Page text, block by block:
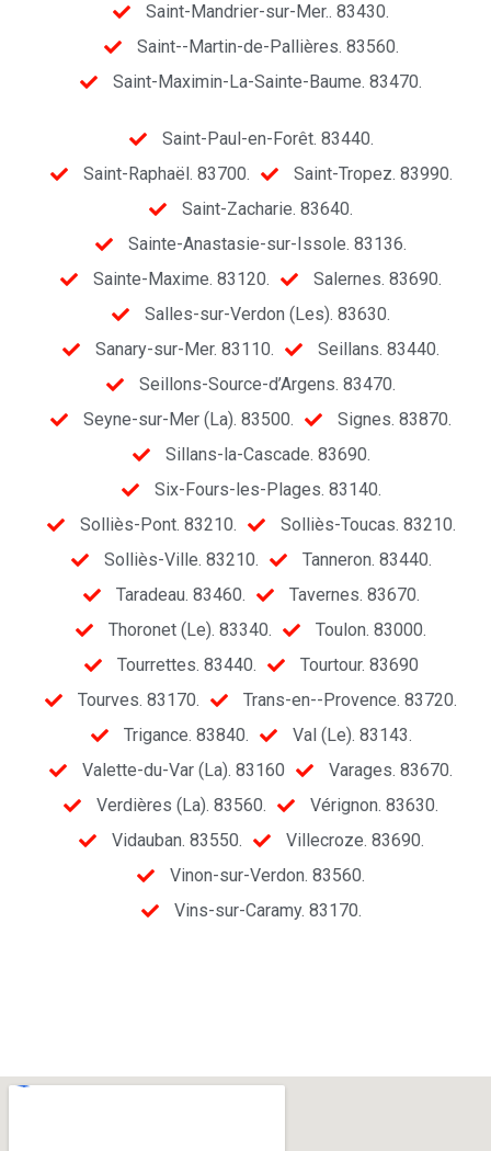
Saint-Mandrier-sur-Mer.. 83430.
Saint--Martin-de-Pallières. 83560.
Saint-Maximin-La-Sainte-Baume. 83470.
Saint-Paul-en-Forêt. 83440.
Saint-Raphaël. 83700.
Saint-Tropez. 83990.
Saint-Zacharie. 83640.
Sainte-Anastasie-sur-Issole. 83136.
Sainte-Maxime. 83120.
Salernes. 83690.
Salles-sur-Verdon (Les). 83630.
Sanary-sur-Mer. 83110.
Seillans. 83440.
Seillons-Source-d’Argens. 83470.
Seyne-sur-Mer (La). 83500.
Signes. 83870.
Sillans-la-Cascade. 83690.
Six-Fours-les-Plages. 83140.
Solliès-Pont. 83210.
Solliès-Toucas. 83210.
Solliès-Ville. 83210.
Tanneron. 83440.
Taradeau. 83460.
Tavernes. 83670.
Thoronet (Le). 83340.
Toulon. 83000.
Tourrettes. 83440.
Tourtour. 83690
Tourves. 83170.
Trans-en--Provence. 83720.
Trigance. 83840.
Val (Le). 83143.
Valette-du-Var (La). 83160
Varages. 83670.
Verdières (La). 83560.
Vérignon. 83630.
Vidauban. 83550.
Villecroze. 83690.
Vinon-sur-Verdon. 83560.
Vins-sur-Caramy. 83170.